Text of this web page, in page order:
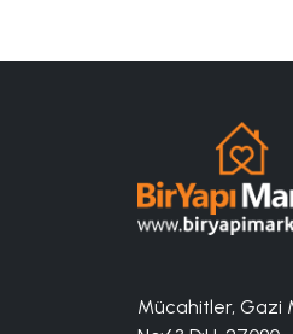
Mücahitler, Gazi